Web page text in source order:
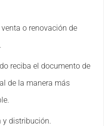
o renovación de
reciba el documento de
de la manera más
y distribución.